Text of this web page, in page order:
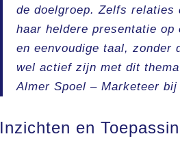
de doelgroep. Zelfs relaties
haar heldere presentatie
en eenvoudige taal,
wel actief zijn met dit
Almer Spoel – Marketeer
Inzichten en